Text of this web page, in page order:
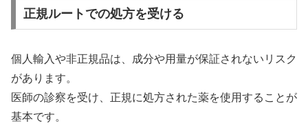
正規ルートでの処方を受ける
個人輸入や非正規品は、成分や用量が保証されないリスク
があります。
医師の診察を受け、正規に処方された薬を使用することが
基本です。